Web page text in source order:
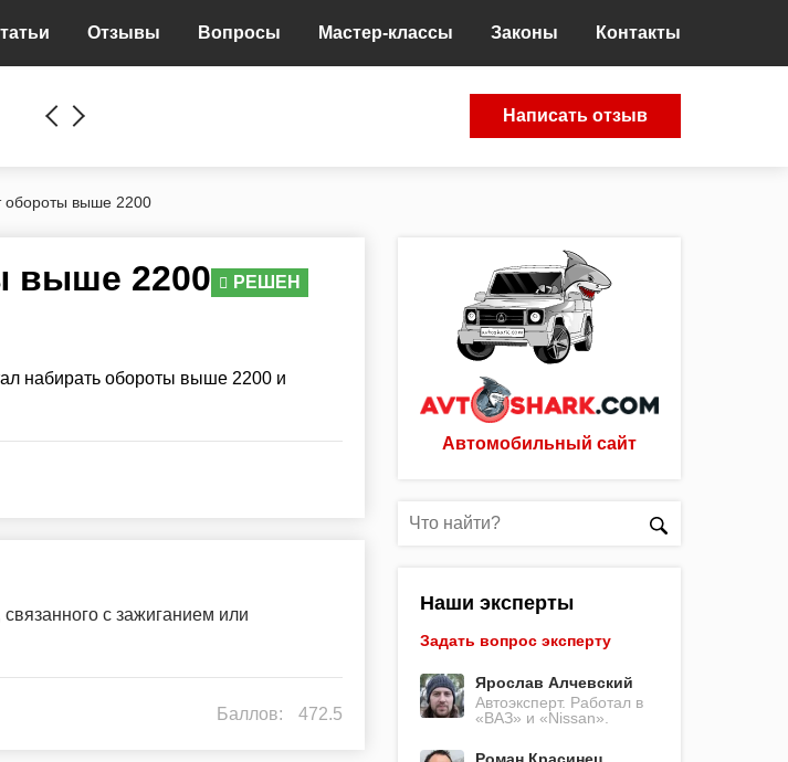
Отзывы Вопросы Мастер-классы Законы Контакты
Написать отзыв
обороты выше 2200
выше 2200 РЕШЕН
набирать обороты выше 2200 и
связанного с зажиганием или
Баллов: 472.5
Автомобильный сайт
Наши эксперты
Задать вопрос эксперту
Ярослав Алчевский
Автоэксперт. Работал в
«ВАЗ» и «Nissan».